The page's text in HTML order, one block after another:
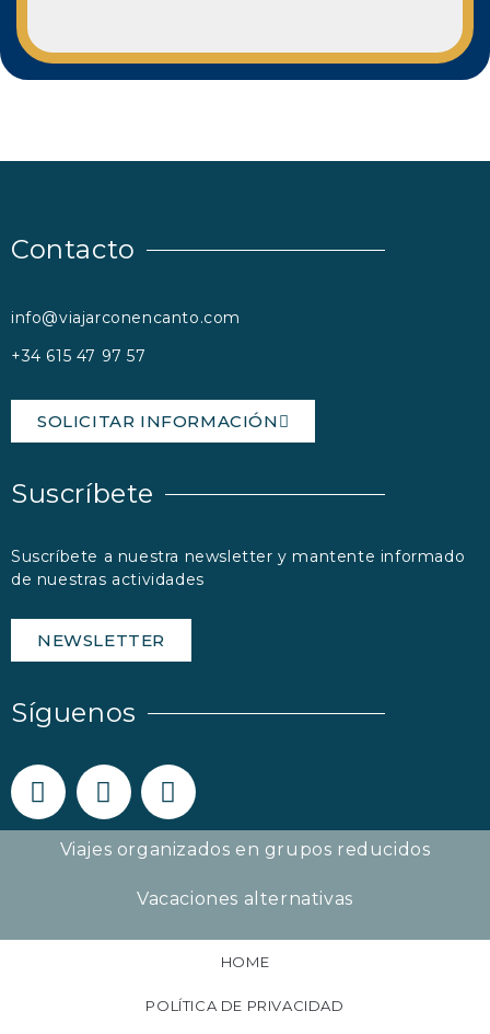
Contacto
info@viajarconencanto.com
+34 615 47 97 57
SOLICITAR INFORMACIÓN
Suscríbete
Suscríbete a nuestra newsletter y mantente informado
de nuestras actividades
NEWSLETTER
Síguenos
Viajes organizados en grupos reducidos
Vacaciones alternativas
HOME
POLÍTICA DE PRIVACIDAD